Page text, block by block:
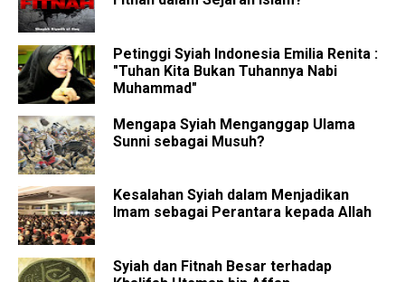
Petinggi Syiah Indonesia Emilia Renita :
"Tuhan Kita Bukan Tuhannya Nabi
Muhammad"
Mengapa Syiah Menganggap Ulama
Sunni sebagai Musuh?
Kesalahan Syiah dalam Menjadikan
Imam sebagai Perantara kepada Allah
Syiah dan Fitnah Besar terhadap